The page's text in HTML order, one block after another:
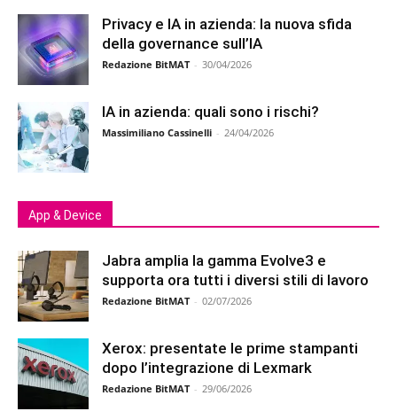
Privacy e IA in azienda: la nuova sfida
della governance sull’IA
Redazione BitMAT - 30/04/2026
IA in azienda: quali sono i rischi?
Massimiliano Cassinelli - 24/04/2026
App & Device
Jabra amplia la gamma Evolve3 e
supporta ora tutti i diversi stili di lavoro
Redazione BitMAT - 02/07/2026
Xerox: presentate le prime stampanti
dopo l’integrazione di Lexmark
Redazione BitMAT - 29/06/2026